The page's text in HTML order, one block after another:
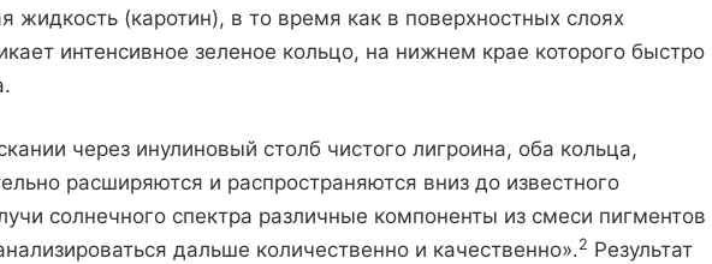
жидкость (каротин), в то время как в поверхностных слоях
интенсивное зеленое кольцо, на нижнем крае которого быстро
через инулиновый столб чистого лигроина, оба кольца,
расширяются и распространяются вниз до известного
солнечного спектра различные компоненты из смеси пигментов
дальше количественно и качественно».2 Результат